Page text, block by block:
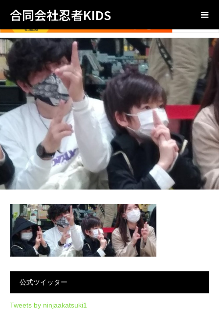
合同会社忍者KIDS
公式ツイッター
Tweets by ninjaakatsuki1